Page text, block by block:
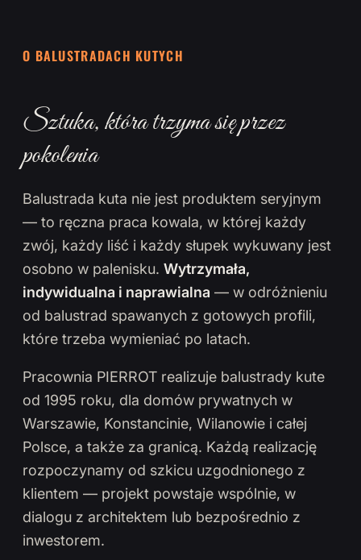
O BALUSTRADACH KUTYCH
Sztuka, która trzyma się przez
pokolenia
Balustrada kuta nie jest produktem seryjnym
— to ręczna praca kowala, w której każdy
zwój, każdy liść i każdy słupek wykuwany jest
osobno w palenisku. Wytrzymała,
indywidualna i naprawialna — w odróżnieniu
od balustrad spawanych z gotowych profili,
które trzeba wymieniać po latach.
Pracownia PIERROT realizuje balustrady kute
od 1995 roku, dla domów prywatnych w
Warszawie, Konstancinie, Wilanowie i całej
Polsce, a także za granicą. Każdą realizację
rozpoczynamy od szkicu uzgodnionego z
klientem — projekt powstaje wspólnie, w
dialogu z architektem lub bezpośrednio z
inwestorem.